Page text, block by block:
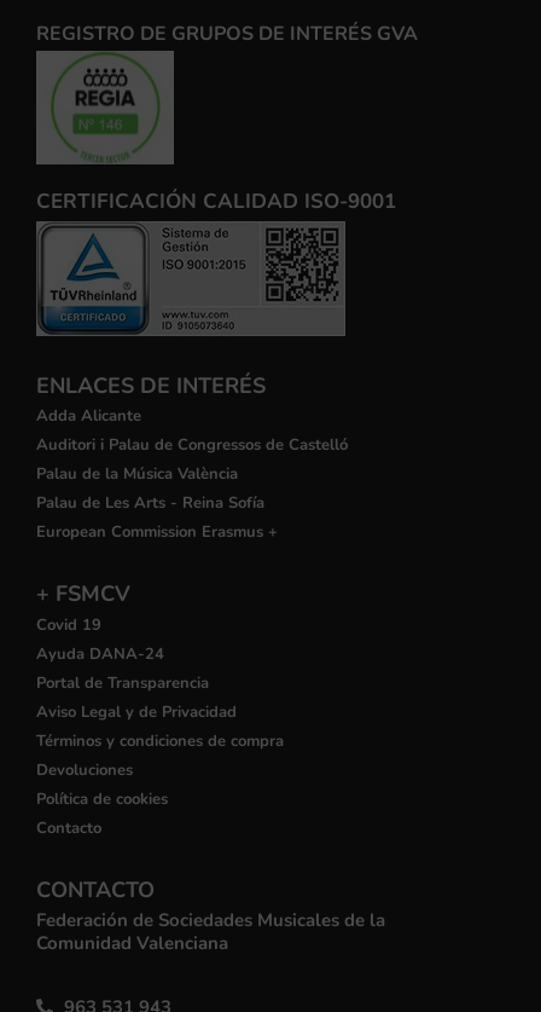
REGISTRO DE GRUPOS DE INTERÉS GVA
CERTIFICACIÓN CALIDAD ISO-9001
ENLACES DE INTERÉS
Adda Alicante
Auditori i Palau de Congressos de Castelló
Palau de la Música València
Palau de Les Arts - Reina Sofía
European Commission Erasmus +
+ FSMCV
Covid 19
Ayuda DANA-24
Portal de Transparencia
Aviso Legal y de Privacidad
Términos y condiciones de compra
Devoluciones
Política de cookies
Contacto
CONTACTO
Federación de Sociedades Musicales de la
Comunidad Valenciana
963 531 943